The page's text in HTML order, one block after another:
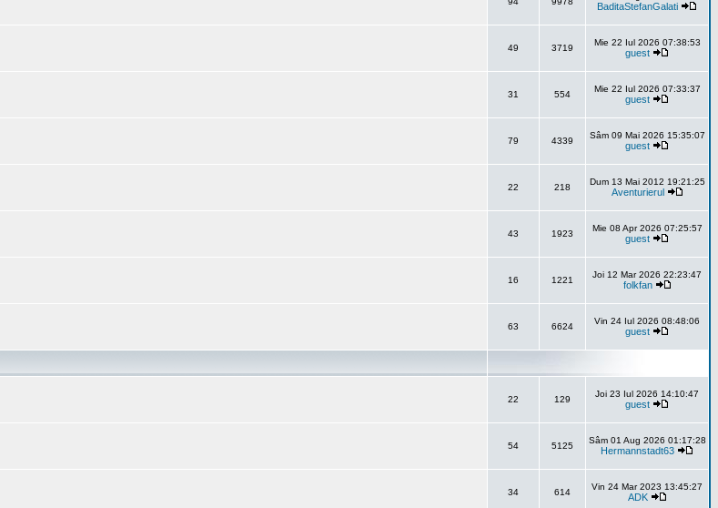
BaditaStefanGalati
49 3719
Mie 22 Iul 2026 07:38:53
guest
31 554
Mie 22 Iul 2026 07:33:37
guest
79 4339
Sâm 09 Mai 2026 15:35:07
guest
22 218
Dum 13 Mai 2012 19:21:25
Aventurierul
43 1923
Mie 08 Apr 2026 07:25:57
guest
16 1221
Joi 12 Mar 2026 22:23:47
folkfan
63 6624
Vin 24 Iul 2026 08:48:06
guest
22 129
Joi 23 Iul 2026 14:10:47
guest
54 5125
Sâm 01 Aug 2026 01:17:28
Hermannstadt63
34 614
Vin 24 Mar 2023 13:45:27
ADK